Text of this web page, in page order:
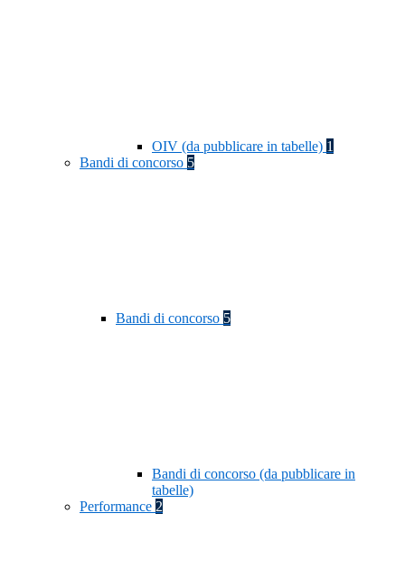
OIV (da pubblicare in tabelle) 1
Bandi di concorso 5
Bandi di concorso 5
Bandi di concorso (da pubblicare in
tabelle)
Performance 2